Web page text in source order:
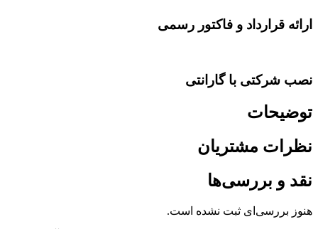
ارائه قرارداد و فاکتور رسمی
نصب شرکتی با گارانتی
توضیحات
نظرات مشتریان
نقد و بررسی‌ها
هنوز بررسی‌ای ثبت نشده است.